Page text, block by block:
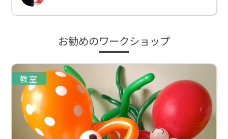
お勧めのワークショップ
教室